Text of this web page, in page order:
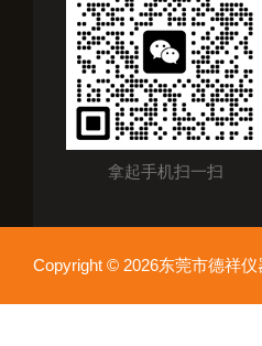
拿起手机扫一扫
Copyright © 2026东莞市德祥